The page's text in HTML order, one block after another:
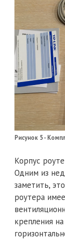
Рисунок 5 -
Корпус
Одним из
заметить,
роутера
крепления